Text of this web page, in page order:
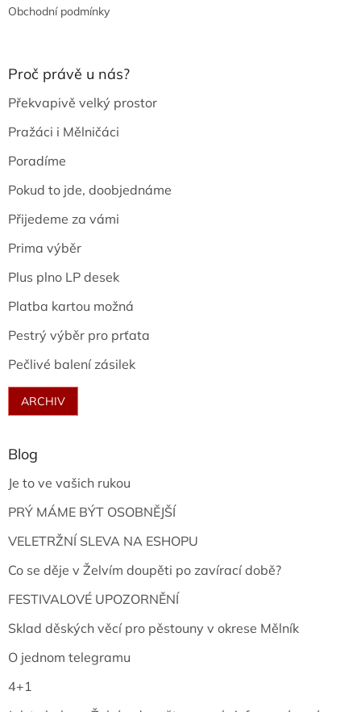
Obchodní podmínky
Proč právě u nás?
Překvapivě velký prostor
Pražáci i Mělničáci
Poradíme
Pokud to jde, doobjednáme
Přijedeme za vámi
Prima výběr
Plus plno LP desek
Platba kartou možná
Pestrý výběr pro prťata
Pečlivé balení zásilek
ARCHIV
Blog
Je to ve vašich rukou
PRÝ MÁME BÝT OSOBNĚJŠÍ
VELETRŽNÍ SLEVA NA ESHOPU
Co se děje v Želvím doupěti po zavírací době?
FESTIVALOVÉ UPOZORNĚNÍ
Sklad děských věcí pro pěstouny v okrese Mělník
O jednom telegramu
4+1